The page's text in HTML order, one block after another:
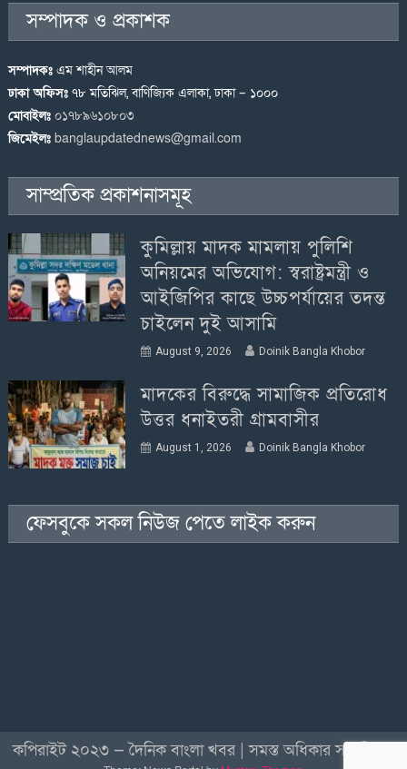
সম্পাদক ও প্রকাশক
সম্পাদকঃ এম শাহীন আলম
ঢাকা অফিসঃ ৭৮ মতিঝিল, বাণিজ্যিক এলাকা, ঢাকা – ১০০০
মোবাইলঃ ০১৭৮৯৬১০৮০৩
জিমেইলঃ banglaupdatednews@gmail.com
সাম্প্রতিক প্রকাশনাসমূহ
কুমিল্লায় মাদক মামলায় পুলিশি
অনিয়মের অভিযোগ: স্বরাষ্ট্রমন্ত্রী ও
আইজিপির কাছে উচ্চপর্যায়ের তদন্ত
চাইলেন দুই আসামি
August 9, 2026 Doinik Bangla Khobor
মাদকের বিরুদ্ধে সামাজিক প্রতিরোধ
উত্তর ধনাইতরী গ্রামবাসীর
August 1, 2026 Doinik Bangla Khobor
ফেসবুকে সকল নিউজ পেতে লাইক করুন
কপিরাইট ২০২৩ — দৈনিক বাংলা খবর | সমস্ত অধিকার সংরক্ষিত